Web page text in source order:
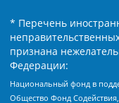
* Перечень
признана
Федерации:
Национальный фонд в
Общество Фонд